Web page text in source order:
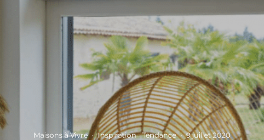
Maisons à Vivre · Inspiration Tendance · 9 juillet 2020